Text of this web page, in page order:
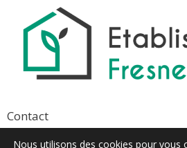
Contact
info@etablissements-
Nous utilisons des cookies pour vous